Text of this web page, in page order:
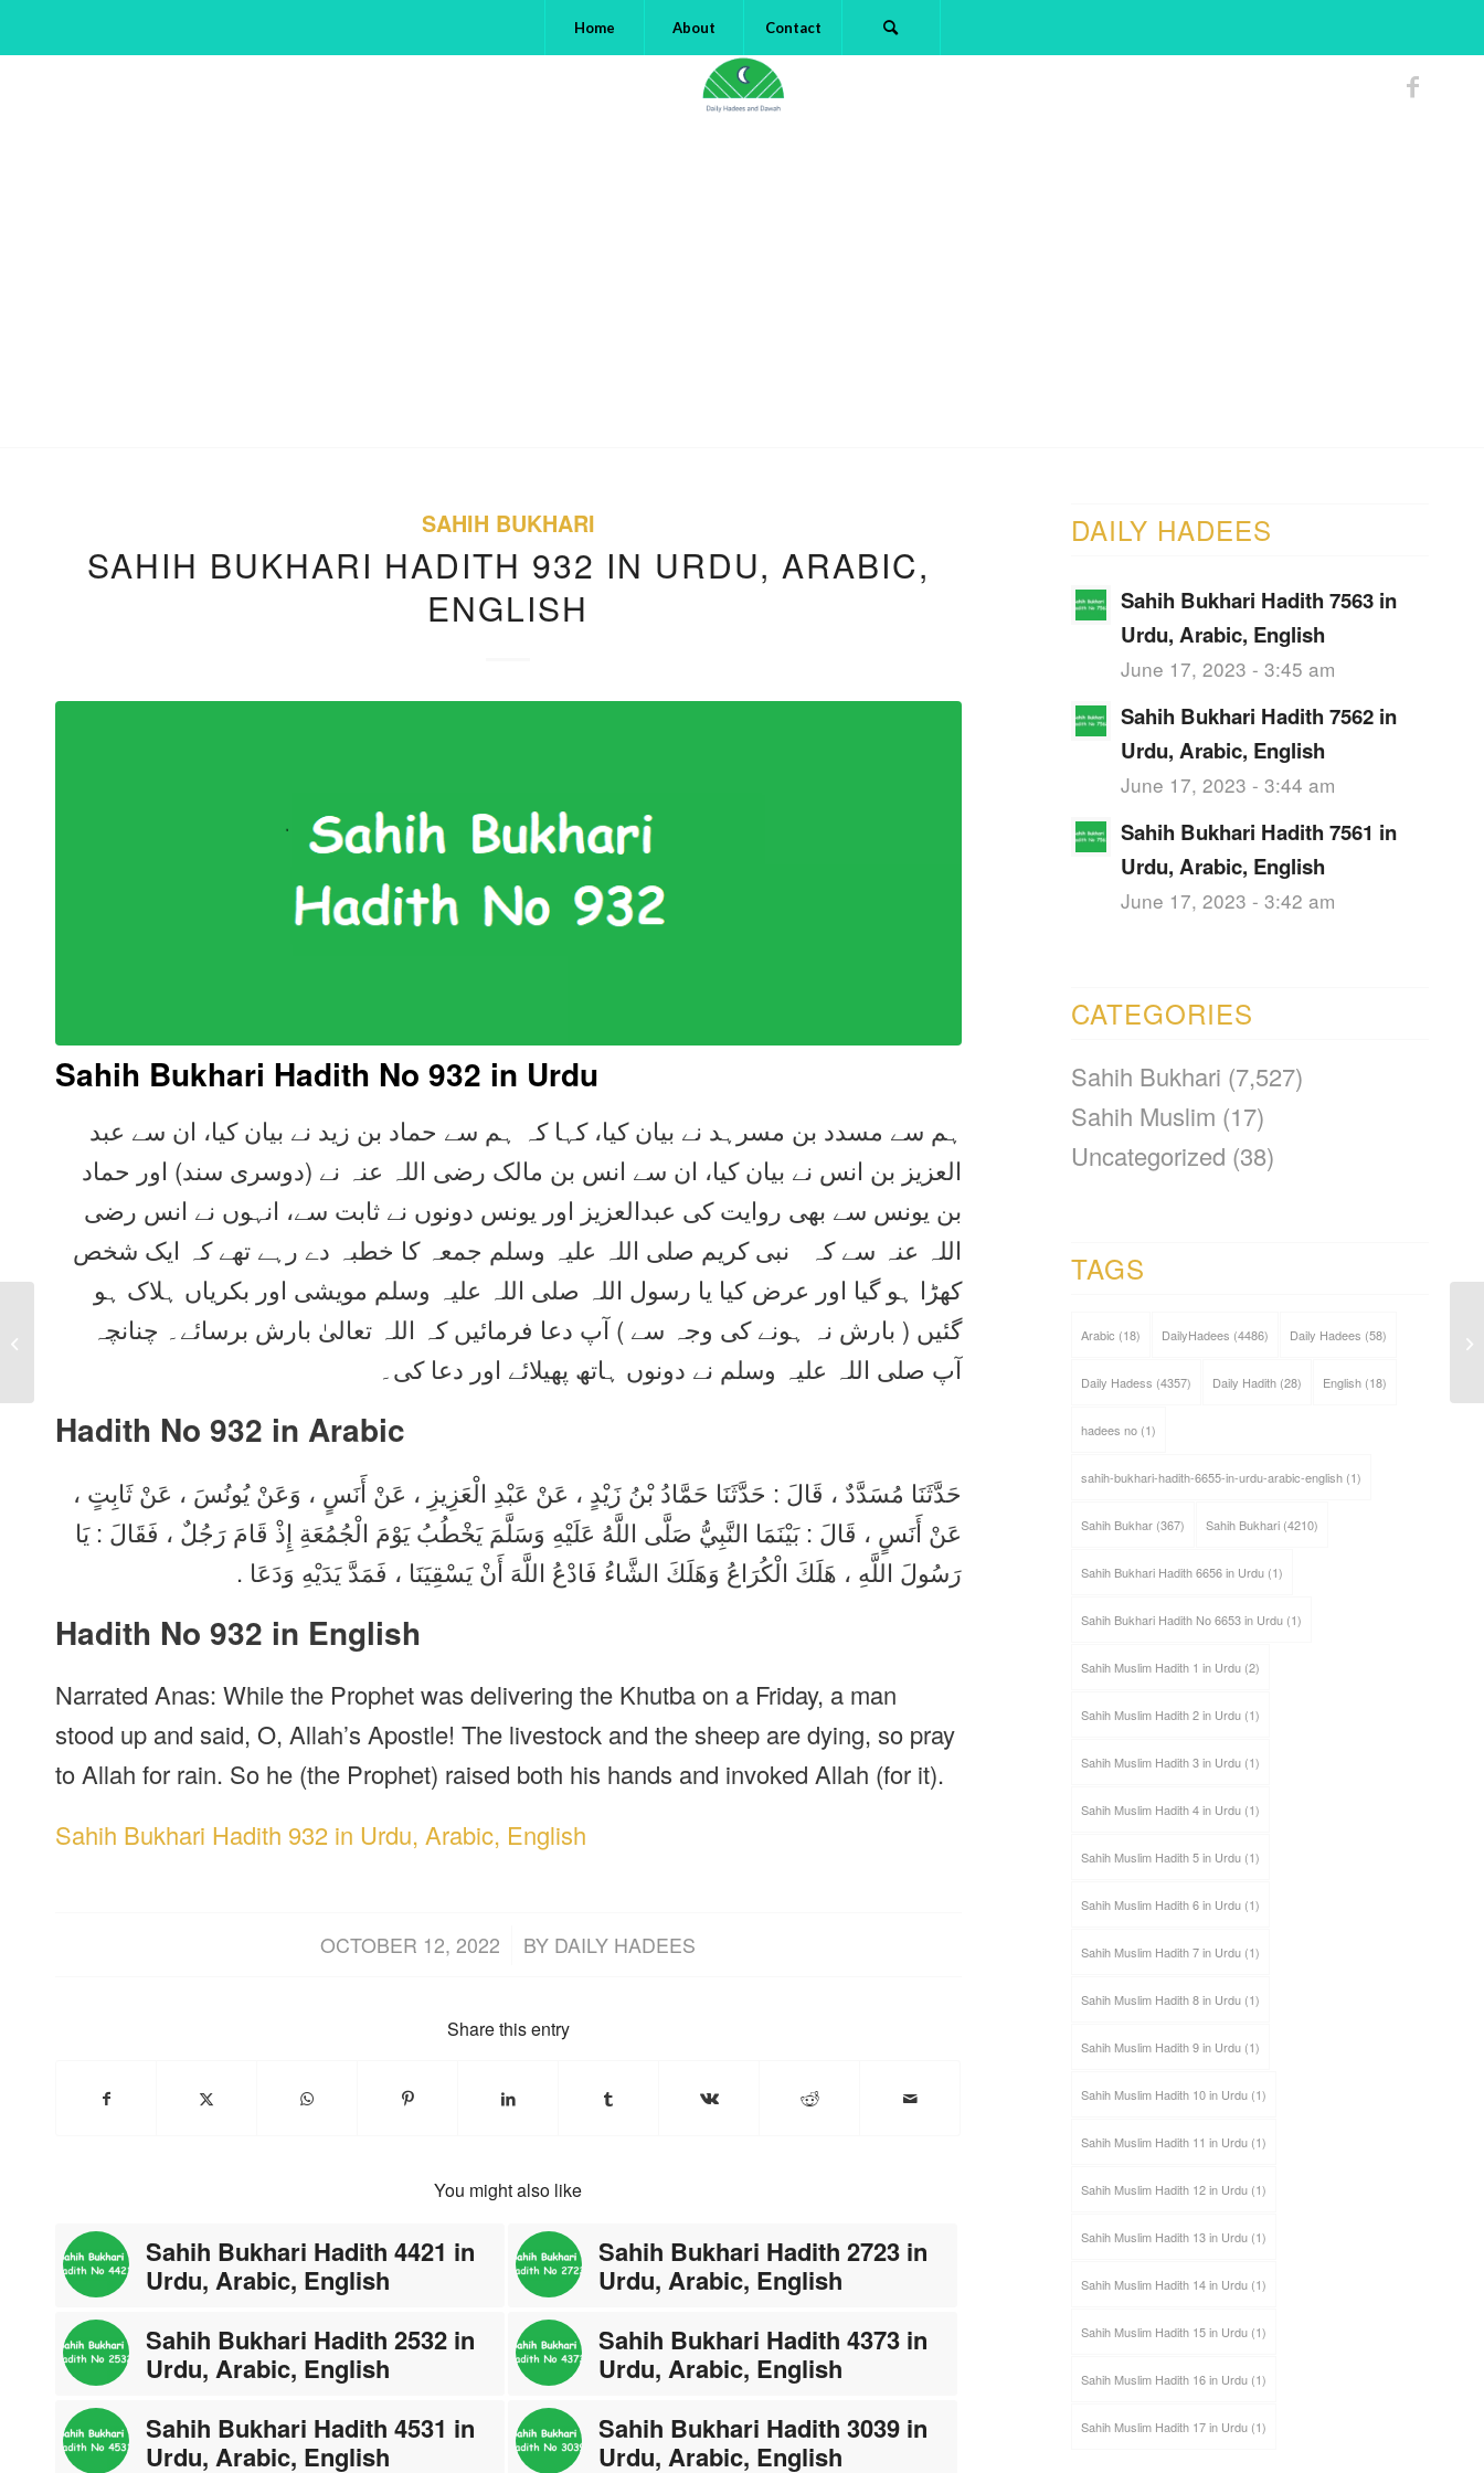
Home About Contact
SAHIH BUKHARI
SAHIH BUKHARI HADITH 932 IN URDU, ARABIC,
ENGLISH
Sahih Bukhari Hadith No 932 in Urdu
ہم سے مسدد بن مسرہد نے بیان کیا، کہا کہ ہم سے حماد بن زید نے بیان کیا، ان سے عبد
العزیز بن انس نے بیان کیا، ان سے انس بن مالک رضی اللہ عنہ نے (دوسری سند) اور حماد
بن یونس سے بھی روایت کی عبدالعزیز اور یونس دونوں نے ثابت سے، انہوں نے انس رضی
اللہ عنہ سے کہ نبی کریم صلی اللہ علیہ وسلم جمعہ کا خطبہ دے رہے تھے کہ ایک شخص
کھڑا ہو گیا اور عرض کیا یا رسول اللہ صلی اللہ علیہ وسلم مویشی اور بکریاں ہلاک ہو
گئیں ( بارش نہ ہونے کی وجہ سے ) آپ دعا فرمائیں کہ اللہ تعالیٰ بارش برسائے۔ چنانچہ
آپ صلی اللہ علیہ وسلم نے دونوں ہاتھ پھیلائے اور دعا کی۔
Hadith No 932 in Arabic
حَدَّثَنَا مُسَدَّدٌ ، قَالَ : حَدَّثَنَا حَمَّادُ بْنُ زَيْدٍ ، عَنْ عَبْدِ الْعَزِيزِ ، عَنْ أَنَسٍ ، وَعَنْ يُونُسَ ، عَنْ ثَابِتٍ ،
عَنْ أَنَسٍ ، قَالَ : بَيْنَمَا النَّبِيُّ صَلَّى اللَّهُ عَلَيْهِ وَسَلَّمَ يَخْطُبُ يَوْمَ الْجُمُعَةِ إِذْ قَامَ رَجُلٌ ، فَقَالَ : يَا
رَسُولَ اللَّهِ ، هَلَكَ الْكُرَاعُ وَهَلَكَ الشَّاءُ فَادْعُ اللَّهَ أَنْ يَسْقِيَنَا ، فَمَدَّ يَدَيْهِ وَدَعَا .
Hadith No 932 in English
Narrated Anas: While the Prophet was delivering the Khutba on a Friday, a man
stood up and said, O, Allah’s Apostle! The livestock and the sheep are dying, so pray
to Allah for rain. So he (the Prophet) raised both his hands and invoked Allah (for it).
Sahih Bukhari Hadith 932 in Urdu, Arabic, English
OCTOBER 12, 2022
/ BY DAILY HADEES
Share this entry
You might also like
Sahih Bukhari Hadith 4421 in
Urdu, Arabic, English
Sahih Bukhari Hadith 2723 in
Urdu, Arabic, English
Sahih Bukhari Hadith 2532 in
Urdu, Arabic, English
Sahih Bukhari Hadith 4373 in
Urdu, Arabic, English
Sahih Bukhari Hadith 4531 in
Urdu, Arabic, English
Sahih Bukhari Hadith 3039 in
Urdu, Arabic, English
DAILY HADEES
Sahih Bukhari Hadith 7563 in
Urdu, Arabic, English
June 17, 2023 - 3:45 am
Sahih Bukhari Hadith 7562 in
Urdu, Arabic, English
June 17, 2023 - 3:44 am
Sahih Bukhari Hadith 7561 in
Urdu, Arabic, English
June 17, 2023 - 3:42 am
CATEGORIES
Sahih Bukhari (7,527)
Sahih Muslim (17)
Uncategorized (38)
TAGS
Arabic (18) DailyHadees (4486) Daily Hadees (58)
Daily Hadess (4357) Daily Hadith(28) English(18)
hadees no(1)
sahih-bukhari-hadith-6655-in-urdu-arabic-english(1)
Sahih Bukhar(367) Sahih Bukhari(4210)
Sahih Bukhari Hadith 6656 in Urdu(1)
Sahih Bukhari Hadith No 6653 in Urdu(1)
Sahih Muslim Hadith 1 in Urdu(2)
Sahih Muslim Hadith 2 in Urdu(1)
Sahih Muslim Hadith 3 in Urdu(1)
Sahih Muslim Hadith 4 in Urdu(1)
Sahih Muslim Hadith 5 in Urdu(1)
Sahih Muslim Hadith 6 in Urdu(1)
Sahih Muslim Hadith 7 in Urdu(1)
Sahih Muslim Hadith 8 in Urdu(1)
Sahih Muslim Hadith 9 in Urdu(1)
Sahih Muslim Hadith 10 in Urdu(1)
Sahih Muslim Hadith 11 in Urdu(1)
Sahih Muslim Hadith 12 in Urdu(1)
Sahih Muslim Hadith 13 in Urdu(1)
Sahih Muslim Hadith 14 in Urdu(1)
Sahih Muslim Hadith 15 in Urdu(1)
Sahih Muslim Hadith 16 in Urdu(1)
Sahih Muslim Hadith 17 in Urdu(1)
Sahih Bukhari Hadith
931 in Urdu, Arabic,